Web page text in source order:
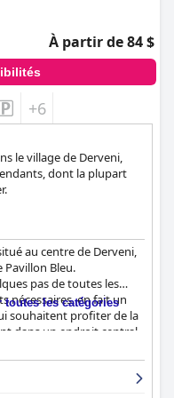
qu'il ne répondait pas
avec jacuzzis
positifs de la
des équipements
Dans l'ensemble,
nécessiter quelques
pour être à la hauteur
À partir de 84 $
+6
le village de Derveni,
dont la plupart
au centre de Derveni,
Pavillon Bleu.
pas de toutes les
nécessaires, en fait un
souhaitent profiter de la
dans un endroit central.
et délicieux, offrant
et traditionnels. Les
des commodités
les catégories